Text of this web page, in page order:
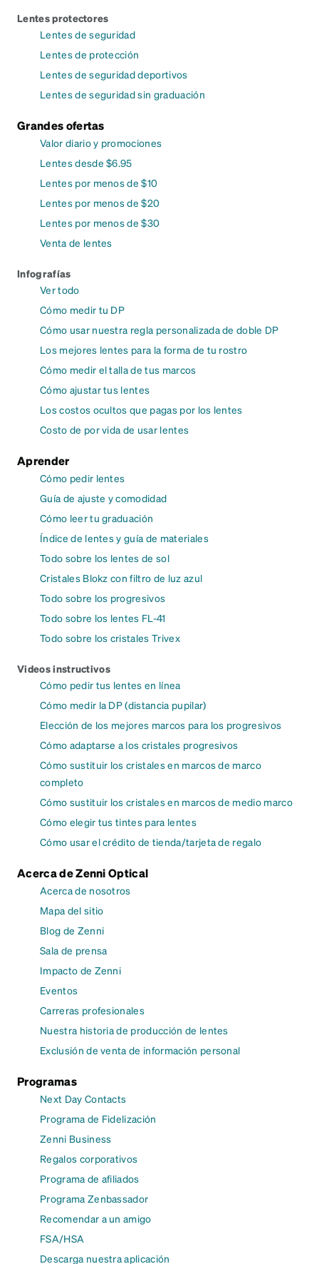
Lentes protectores
Lentes de seguridad
Lentes de protección
Lentes de seguridad deportivos
Lentes de seguridad sin graduación
Grandes ofertas
Valor diario y promociones
Lentes desde $6.95
Lentes por menos de $10
Lentes por menos de $20
Lentes por menos de $30
Venta de lentes
Infografías
Ver todo
Cómo medir tu DP
Cómo usar nuestra regla personalizada de doble DP
Los mejores lentes para la forma de tu rostro
Cómo medir el talla de tus marcos
Cómo ajustar tus lentes
Los costos ocultos que pagas por los lentes
Costo de por vida de usar lentes
Aprender
Cómo pedir lentes
Guía de ajuste y comodidad
Cómo leer tu graduación
Índice de lentes y guía de materiales
Todo sobre los lentes de sol
Cristales Blokz con filtro de luz azul
Todo sobre los progresivos
Todo sobre los lentes FL-41
Todo sobre los cristales Trivex
Videos instructivos
Cómo pedir tus lentes en línea
Cómo medir la DP (distancia pupilar)
Elección de los mejores marcos para los progresivos
Cómo adaptarse a los cristales progresivos
Cómo sustituir los cristales en marcos de marco
completo
Cómo sustituir los cristales en marcos de medio marco
Cómo elegir tus tintes para lentes
Cómo usar el crédito de tienda/tarjeta de regalo
Acerca de Zenni Optical
Acerca de nosotros
Mapa del sitio
Blog de Zenni
Sala de prensa
Impacto de Zenni
Eventos
Carreras profesionales
Nuestra historia de producción de lentes
Exclusión de venta de información personal
Programas
Next Day Contacts
Programa de Fidelización
Zenni Business
Regalos corporativos
Programa de afiliados
Programa Zenbassador
Recomendar a un amigo
FSA/HSA
Descarga nuestra aplicación